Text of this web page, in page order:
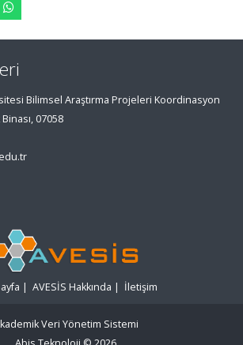
Bilimsel Araştırma Projeleri Koordinasyon
07058
| AVESİS Hakkında | İletişim
Veri Yönetim Sistemi